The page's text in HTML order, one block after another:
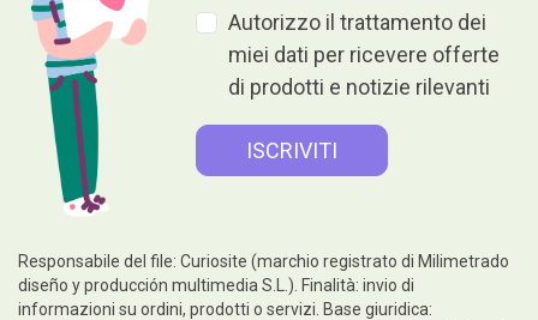
Autorizzo il trattamento dei
miei dati per ricevere offerte
di prodotti e notizie rilevanti
Responsabile del file: Curiosite (marchio registrato di Milimetrado
diseño y producción multimedia S.L.). Finalità: invio di
informazioni su ordini, prodotti o servizi. Base giuridica: